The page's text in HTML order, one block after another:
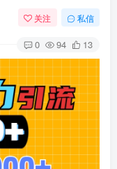
关注 私信
0 94 13